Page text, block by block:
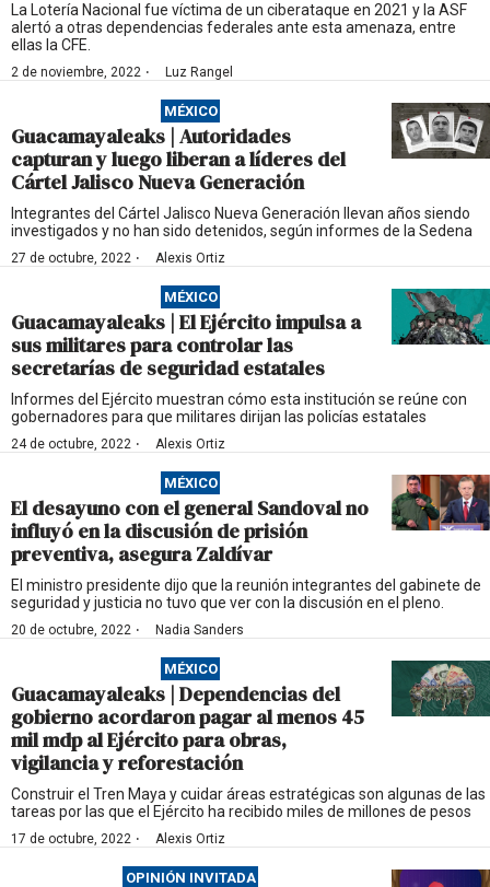
La Lotería Nacional fue víctima de un ciberataque en 2021 y la ASF
alertó a otras dependencias federales ante esta amenaza, entre
ellas la CFE.
2 de noviembre, 2022 · Luz Rangel
MÉXICO
Guacamayaleaks | Autoridades
capturan y luego liberan a líderes del
Cártel Jalisco Nueva Generación
Integrantes del Cártel Jalisco Nueva Generación llevan años siendo
investigados y no han sido detenidos, según informes de la Sedena
27 de octubre, 2022 · Alexis Ortiz
MÉXICO
Guacamayaleaks | El Ejército impulsa a
sus militares para controlar las
secretarías de seguridad estatales
Informes del Ejército muestran cómo esta institución se reúne con
gobernadores para que militares dirijan las policías estatales
24 de octubre, 2022 · Alexis Ortiz
MÉXICO
El desayuno con el general Sandoval no
influyó en la discusión de prisión
preventiva, asegura Zaldívar
El ministro presidente dijo que la reunión integrantes del gabinete de
seguridad y justicia no tuvo que ver con la discusión en el pleno.
20 de octubre, 2022 · Nadia Sanders
MÉXICO
Guacamayaleaks | Dependencias del
gobierno acordaron pagar al menos 45
mil mdp al Ejército para obras,
vigilancia y reforestación
Construir el Tren Maya y cuidar áreas estratégicas son algunas de las
tareas por las que el Ejército ha recibido miles de millones de pesos
17 de octubre, 2022 · Alexis Ortiz
OPINIÓN INVITADA